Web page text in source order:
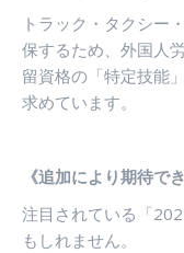
トラック・タクシー
保するため、外国人
留資格の「特定技能
求めています。
《追加により期待で
注目されている「
もしれません。